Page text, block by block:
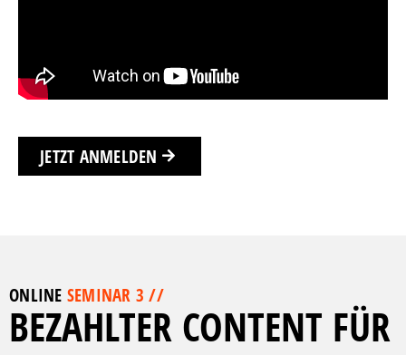
JETZT ANMELDEN
ONLINE SEMINAR 3 //
BEZAHLTER CONTENT FÜR